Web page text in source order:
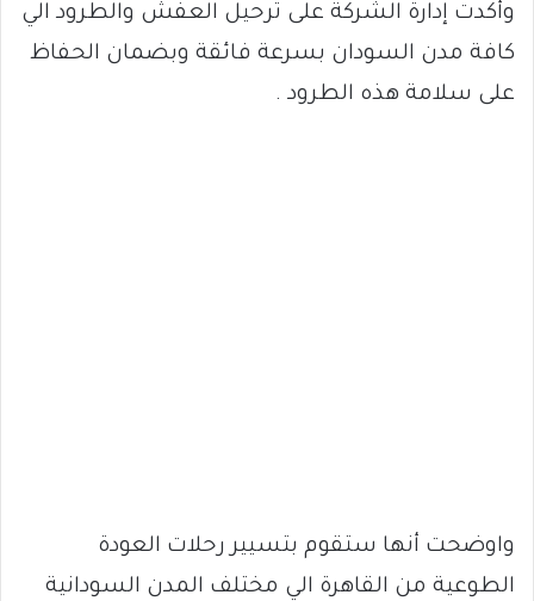
وأكدت إدارة الشركة على ترحيل العفش والطرود الي
كافة مدن السودان بسرعة فائقة وبضمان الحفاظ
على سلامة هذه الطرود .
واوضحت أنها ستقوم بتسيير رحلات العودة
الطوعية من القاهرة الي مختلف المدن السودانية